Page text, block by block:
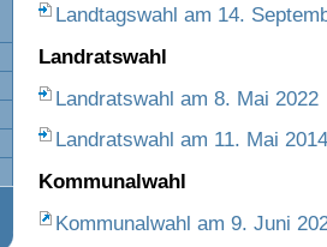
Landtagswahl am 14.
Landratswahl
Landratswahl am 8. Mai 2022
Landratswahl am 11. Mai 2014
Kommunalwahl
Kommunalwahl am 9. Juni